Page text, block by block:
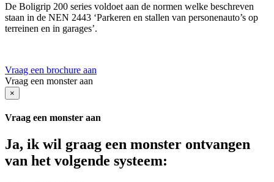
De Boligrip 200 series voldoet aan de normen welke beschreven
staan in de NEN 2443 ‘Parkeren en stallen van personenauto’s op
terreinen en in garages’.
Vraag een brochure aan
Vraag een monster aan
×
Vraag een monster aan
Ja, ik wil graag een monster ontvangen
van het volgende systeem: